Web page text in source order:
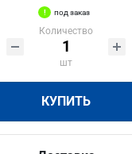
под заказ
Количество
шт
КУПИТЬ